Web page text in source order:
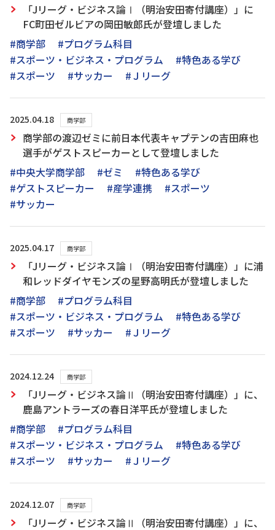
「Jリーグ・ビジネス論Ⅰ（明治安田寄付講座）」に
FC町田ゼルビアの岡田敏郎氏が登壇しました
#商学部
#プログラム科目
#スポーツ・ビジネス・プログラム
#特色ある学び
#スポーツ
#サッカー #Ｊリーグ
2025.04.18 商学部
商学部の渡辺ゼミに前日本代表キャプテンの吉田麻也
選手がゲストスピーカーとして登壇しました
#中央大学商学部
#ゼミ
#特色ある学び
#ゲストスピーカー
#産学連携
#スポーツ
#サッカー
2025.04.17 商学部
「Jリーグ・ビジネス論Ⅰ（明治安田寄付講座）」に浦
和レッドダイヤモンズの星野高明氏が登壇しました
#商学部
#プログラム科目
#スポーツ・ビジネス・プログラム
#特色ある学び
#スポーツ
#サッカー #Ｊリーグ
2024.12.24 商学部
「Jリーグ・ビジネス論Ⅱ（明治安田寄付講座）」に、
鹿島アントラーズの春日洋平氏が登壇しました
#商学部
#プログラム科目
#スポーツ・ビジネス・プログラム
#特色ある学び
#スポーツ
#サッカー #Ｊリーグ
2024.12.07 商学部
「Jリーグ・ビジネス論Ⅱ（明治安田寄付講座）」に、